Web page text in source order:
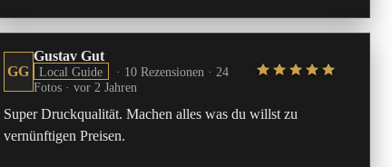
GG
Gustav Gut
Local Guide
· 10 Rezensionen · 24
Fotos · vor 2 Jahren
Super Druckqualität. Machen alles was du willst zu
vernünftigen Preisen.